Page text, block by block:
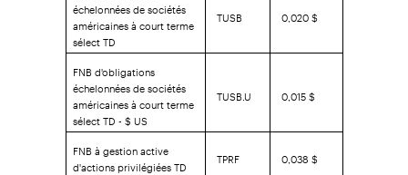
échelonnées de sociétés
américaines à court terme
sélect TD
TUSB 0,020 $
FNB d'obligations
échelonnées de sociétés
américaines à court terme
sélect TD - $ US
TUSB.U 0,015 $
FNB à gestion active
d'actions privilégiées TD TPRF
0,038 $